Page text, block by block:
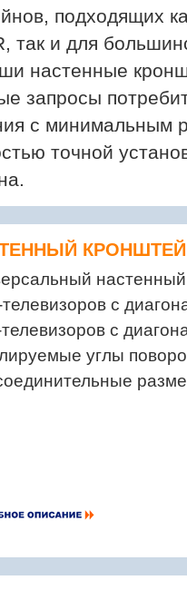
подходящих
так и для
настенные
запросы
с минимальным
точной
с
с
углы